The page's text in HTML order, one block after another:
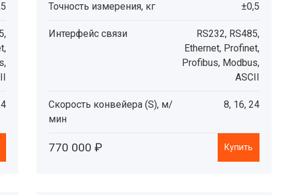
Точность измерения, кг ±0,5
Интерфейс связи
RS232, RS485,
Ethernet, Profinet,
Profibus, Modbus,
ASCII
Скорость конвейера (S), м/
мин
8, 16, 24
770 000 ₽ Купить